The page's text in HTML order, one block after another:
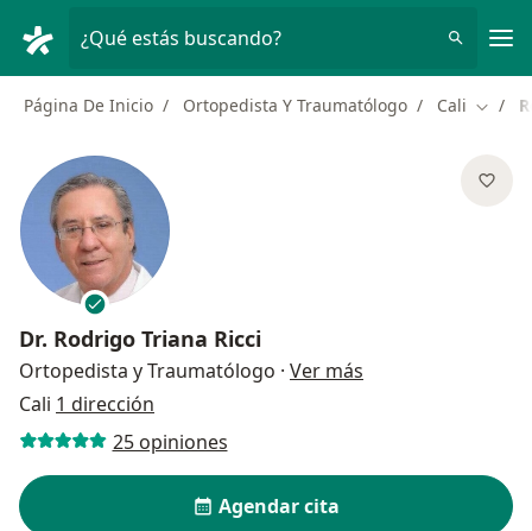
¿Qué estás buscando?
Página De Inicio Ortopedista Y Traumatólogo Cali
Dr. Rodrigo Triana Ricci
Ortopedista y Traumatólogo · Ver más
Cali 1 dirección
25 opiniones
Agendar cita